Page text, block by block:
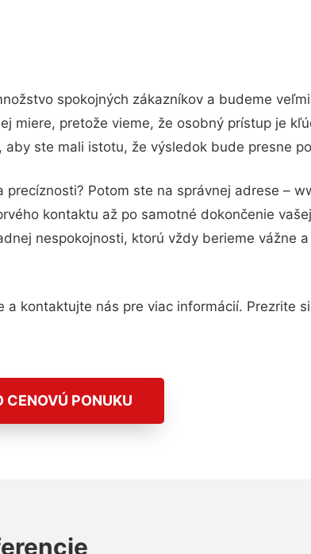
spokojných zákazníkov a budeme
miere, pretože vieme, že osobný prístup je
ste mali istotu, že výsledok bude presne
Potom ste na správnej adrese –
kontaktu až po samotné dokončenie
nespokojnosti, ktorú vždy berieme vážne
kontaktujte nás pre viac informácií. Prezrite
CENOVÚ PONUKU